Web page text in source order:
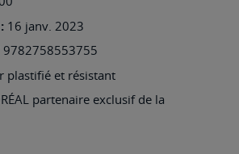
16 janv. 2023
9782758553755
plastifié et résistant
partenaire exclusif de la